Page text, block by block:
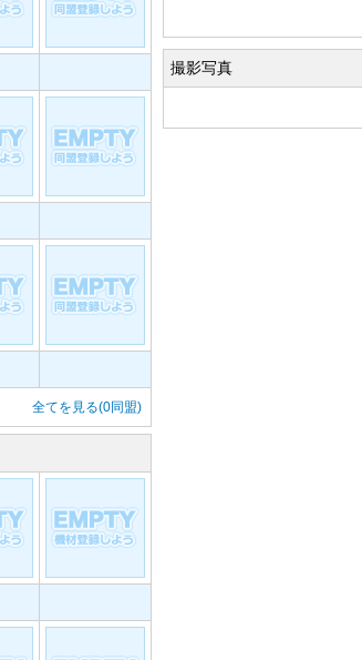
全てを見る(0同盟)
撮影写真